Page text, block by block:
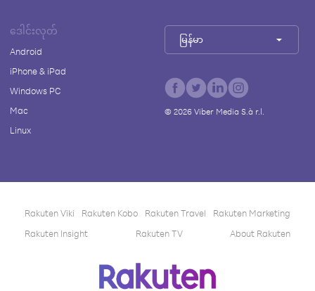
ဒေါင်းလုတ်
Android
iPhone & iPad
Windows PC
Mac
Linux
မြန်မာ
© 2026Viber Media S.à r.l.
Rakuten Viki Rakuten Kobo Rakuten Travel
Rakuten Marketing
Rakuten Insight
Rakuten TV About Rakuten